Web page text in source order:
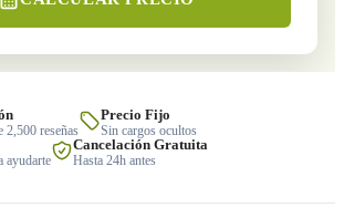
2,500 reseñas
Precio Fijo
Sin cargos ocultos
ayudarte
Cancelación Gratuita
Hasta 24h antes